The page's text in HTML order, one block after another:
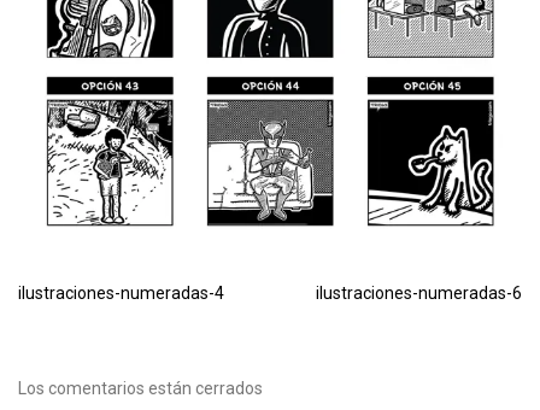
ilustraciones-numeradas-4 ilustraciones-numeradas-6
Los comentarios están cerrados